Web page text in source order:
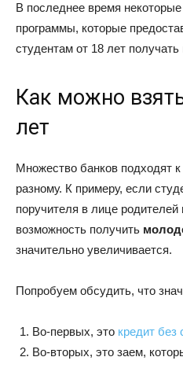
В последнее время
программы, которые
студентам от 18 лет получать
Как можно
лет
Множество банков подходят к
разному. К примеру, если
поручителя в лице родителей
возможность получить
значительно увеличивается.
Попробуем обсудить, что
Во-первых, это кредит без
Во-вторых, это заем,